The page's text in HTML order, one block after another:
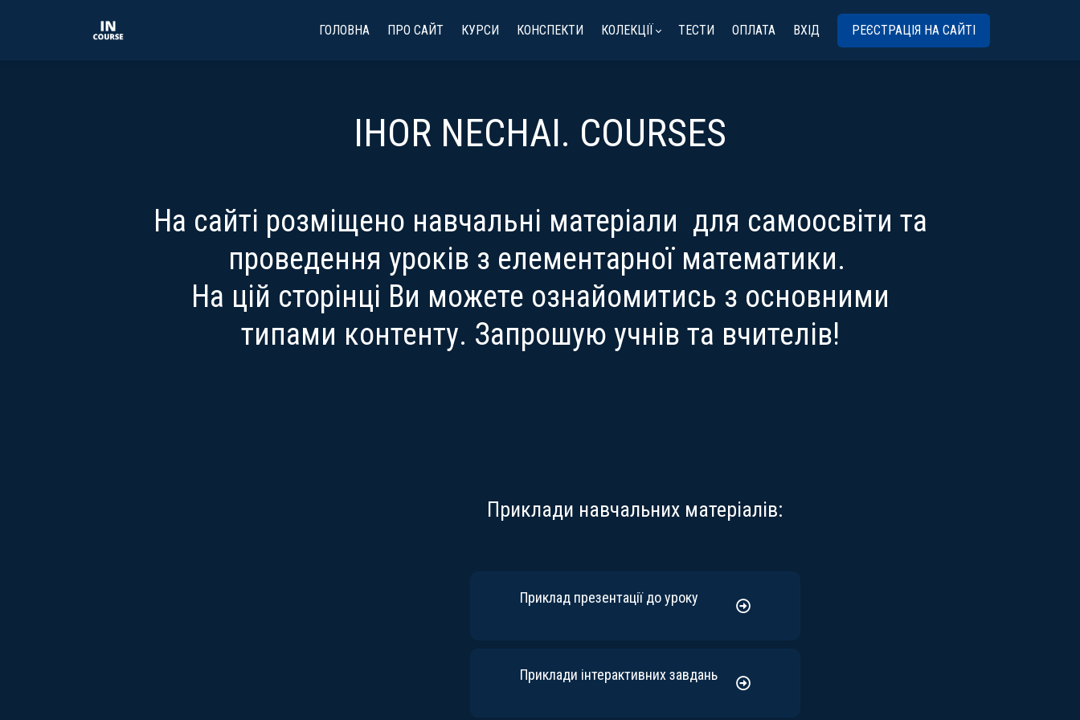
ГОЛОВНА ПРО САЙТ КУРСИ КОНСПЕКТИ КОЛЕКЦІЇ ТЕСТИ ОПЛАТА ВХІД РЕЄСТРАЦІЯ НА САЙТІ
IHOR NECHAI. COURSES
На сайті розміщено навчальні матеріали для самоосвіти та
проведення уроків з елементарної математики.
На цій сторінці Ви можете ознайомитись з основними
типами контенту. Запрошую учнів та вчителів!
Приклади навчальних матеріалів:
Приклад презентації до уроку
Приклади інтерактивних завдань